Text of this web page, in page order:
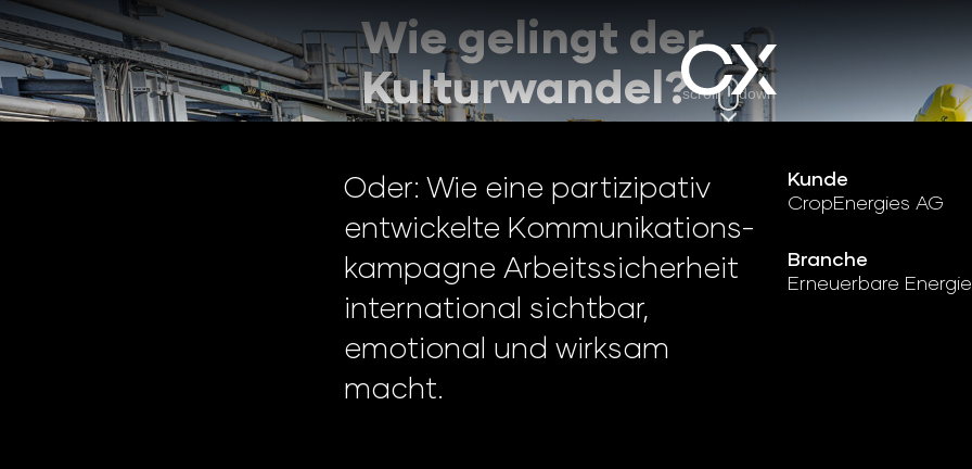
Wie gelingt der
Kulturwandel?scroll down
Oder: Wie eine partizipativ
entwickelte Kommunikations-
kampagne Arbeitssicherheit
international sichtbar,
emotional und wirksam
macht.
Kunde
CropEnergies AG
Branche
Erneuerbare